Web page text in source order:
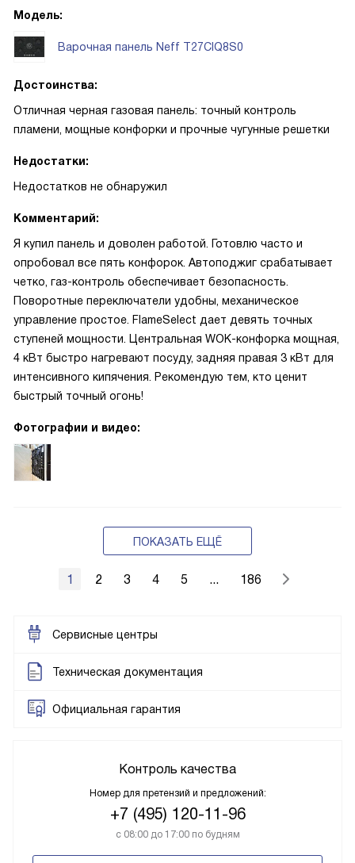
Модель:
Варочная панель Neff T27CIQ8S0
Достоинства:
Отличная черная газовая панель: точный контроль
пламени, мощные конфорки и прочные чугунные решетки
Недостатки:
Недостатков не обнаружил
Комментарий:
Я купил панель и доволен работой. Готовлю часто и
опробовал все пять конфорок. Автоподжиг срабатывает
четко, газ-контроль обеспечивает безопасность.
Поворотные переключатели удобны, механическое
управление простое. FlameSelect дает девять точных
ступеней мощности. Центральная WOK-конфорка мощная,
4 кВт быстро нагревают посуду, задняя правая 3 кВт для
интенсивного кипячения. Рекомендую тем, кто ценит
быстрый точный огонь!
Фотографии и видео:
ПОКАЗАТЬ ЕЩЁ
1 2 3 4 5 ... 186
Сервисные центры
Техническая документация
Официальная гарантия
Контроль качества
Номер для претензий и предложений:
+7 (495) 120-11-96
с 08:00 до 17:00 по будням